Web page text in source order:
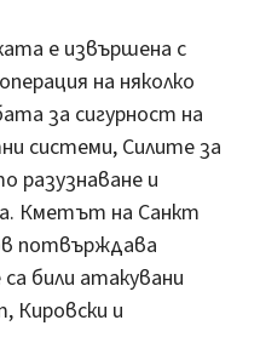
е извършена с
на няколко
за сигурност на
системи, Силите за
разузнаване и
Кметът на Санкт
потвърждава
били атакувани
Кировски и